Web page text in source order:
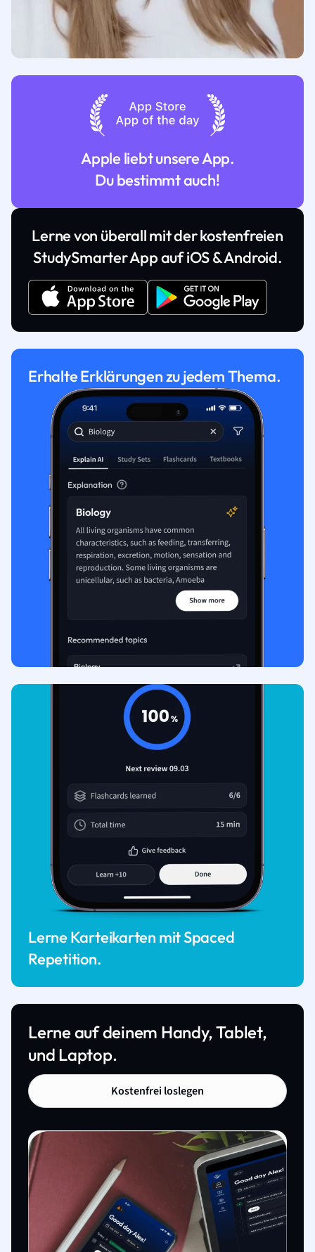
Apple liebt unsere App.
Du bestimmt auch!
Lerne von überall mit der kostenfreien
StudySmarter App auf iOS & Android.
Erhalte Erklärungen zu jedem Thema.
Lerne Karteikarten mit Spaced
Repetition.
Lerne auf deinem Handy, Tablet,
und Laptop.
Kostenfrei loslegen